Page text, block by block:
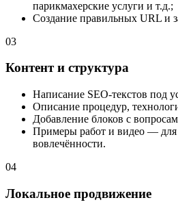
парикмахерские услуги и т.д.;
Создание правильных URL и
03
Контент и структура
Написание SEO-текстов под
Описание процедур,
Добавление блоков с
Примеры работ и видео —
вовлечённости.
04
Локальное продвижение